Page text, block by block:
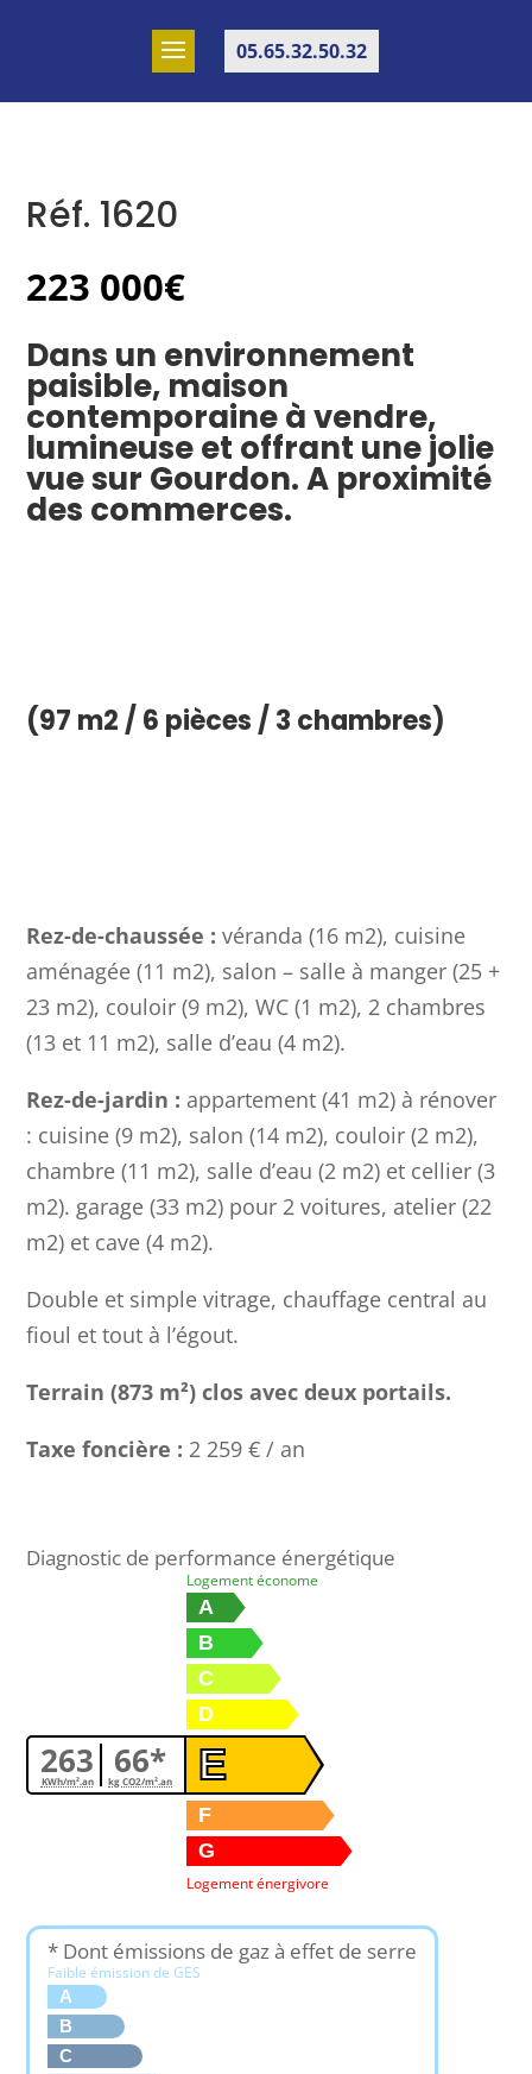
05.65.32.50.32
Réf. 1620
223 000€
Dans un environnement
paisible, maison
contemporaine à vendre,
lumineuse et offrant une jolie
vue sur Gourdon. A proximité
des commerces.
(97 m2 / 6 pièces / 3 chambres)
Rez-de-chaussée : véranda (16 m2), cuisine
aménagée (11 m2), salon – salle à manger (25 +
23 m2), couloir (9 m2), WC (1 m2), 2 chambres
(13 et 11 m2), salle d’eau (4 m2).
Rez-de-jardin : appartement (41 m2) à rénover
: cuisine (9 m2), salon (14 m2), couloir (2 m2),
chambre (11 m2), salle d’eau (2 m2) et cellier (3
m2). garage (33 m2) pour 2 voitures, atelier (22
m2) et cave (4 m2).
Double et simple vitrage, chauffage central au
fioul et tout à l’égout.
Terrain (873 m²) clos avec deux portails.
Taxe foncière : 2 259 € / an
Diagnostic de performance énergétique
263
KWh/m².an 66*
kg CO2/m².an
Logement économe
A
B
C
D
E
F
G
Logement énergivore
* Dont émissions de gaz à effet de serre
Faible émission de GES
A
B
C